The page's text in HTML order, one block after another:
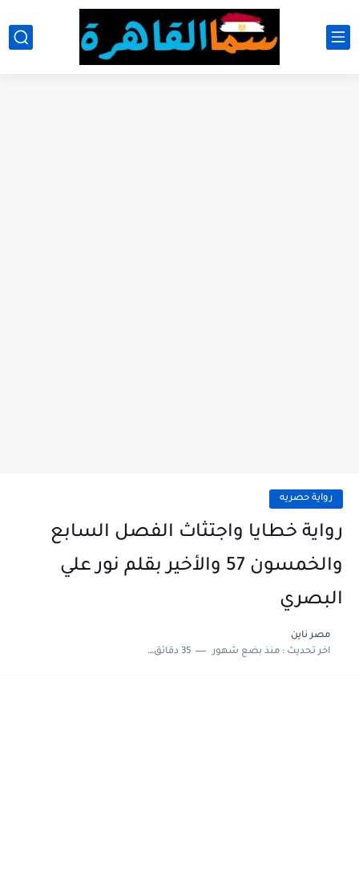
رواية حصريه
رواية خطايا واجتثاث الفصل السابع
والخمسون 57 والأخير بقلم نور علي
البصري
مصر ناين
اخر تحديث :منذ بضع شهور 35 دقائق للقراءة